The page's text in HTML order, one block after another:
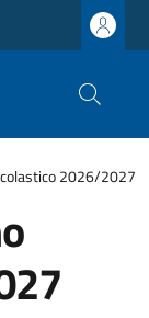
2026/2027